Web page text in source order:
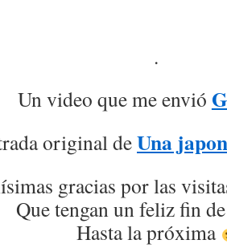
.
Un video que me envió
original deUna
gracias por las
Que tengan un feliz fin
Hasta la próxima